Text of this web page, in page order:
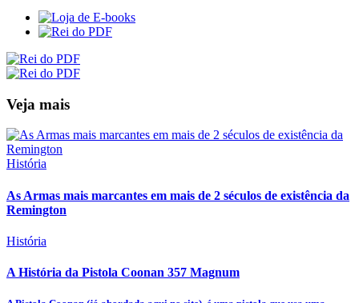
Veja mais
História
As Armas mais marcantes em mais de 2 séculos de existência da
Remington
História
A História da Pistola Coonan 357 Magnum